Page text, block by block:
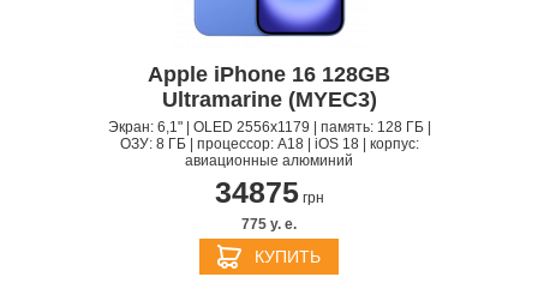
Apple iPhone 16 128GB
Ultramarine (MYEC3)
Экран: 6,1" | OLED 2556x1179 | память: 128 ГБ |
ОЗУ: 8 ГБ | процессор: A18 | iOS 18 | корпус:
авиационные алюминий
34875грн
775 y. e.
КУПИТЬ